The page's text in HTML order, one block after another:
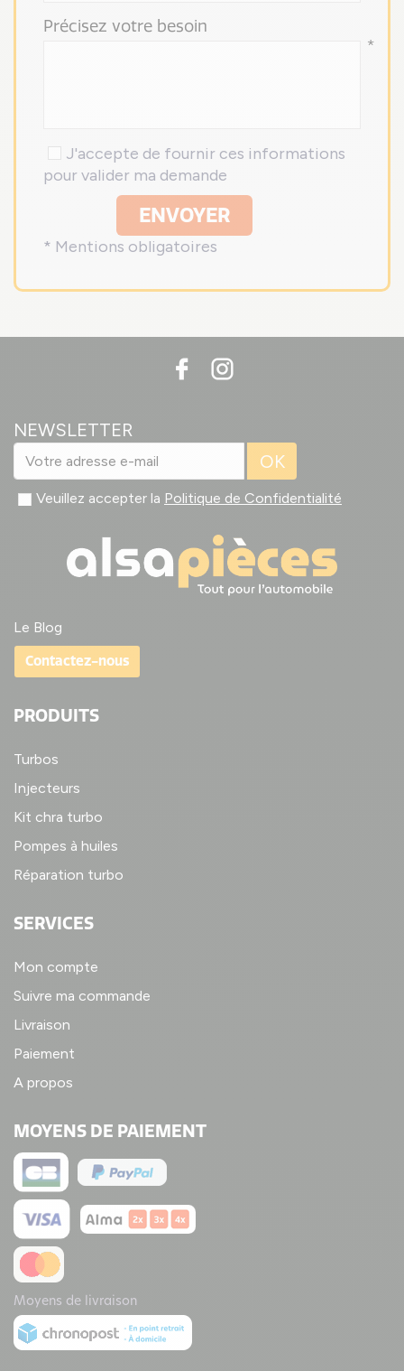
Précisez votre besoin
*
J'accepte de fournir ces informations
pour valider ma demande
ENVOYER
* Mentions obligatoires
NEWSLETTER
OK
Veuillez accepter la Politique de Confidentialité
Le Blog
Contactez-nous
PRODUITS
Turbos
Injecteurs
Kit chra turbo
Pompes à huiles
Réparation turbo
SERVICES
Mon compte
Suivre ma commande
Livraison
Paiement
A propos
MOYENS DE PAIEMENT
Moyens de livraison